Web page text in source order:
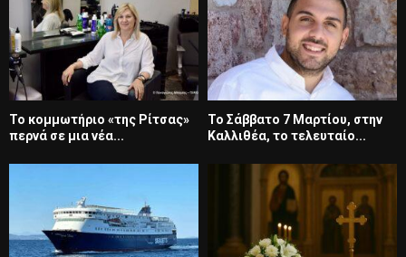
Το κομμωτήριο «της Ρίτσας»
περνά σε μια νέα...
Το Σάββατο 7 Μαρτίου, στην
Καλλιθέα, το τελευταίο...